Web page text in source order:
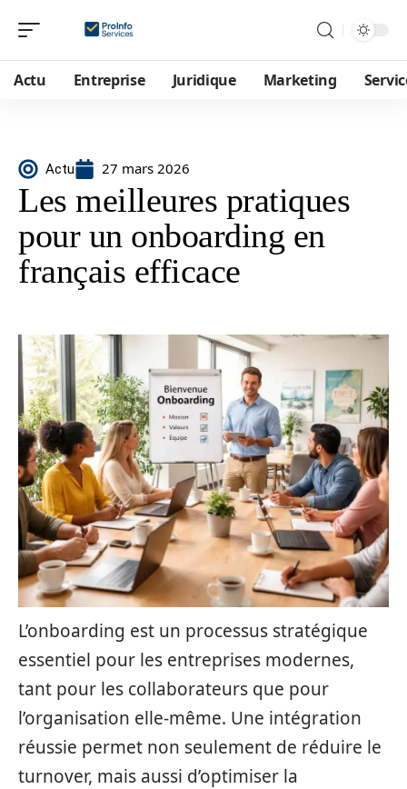
Actu Entreprise Juridique Marketing
Actu 27 mars 2026
Les meilleures pratiques
pour un onboarding en
français efficace
L’onboarding est un processus stratégique
essentiel pour les entreprises modernes,
tant pour les collaborateurs que pour
l’organisation elle-même. Une intégration
réussie permet non seulement de réduire le
turnover, mais aussi d’optimiser la